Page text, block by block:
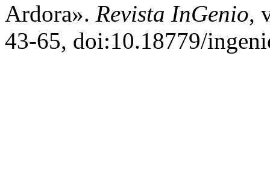
Ardora». Revista InGenio,
43-65, doi:10.18779/